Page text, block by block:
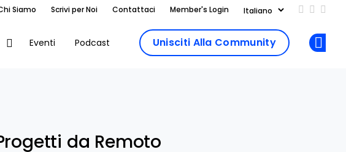
Siamo Scrivi per Noi Contattaci Member's Login Add us
Follow
Eventi Podcast Unisciti Alla Community
da Remoto